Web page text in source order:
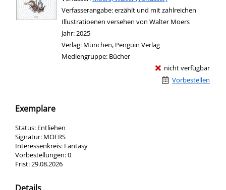
Verfasserangabe:erzählt und mit zahlreichen
Illustratioenen versehen von Walter Moers
Jahr:2025
Verlag: München, Penguin Verlag
Mediengruppe: Bücher
nicht verfügbar
Vorbestellen
Exemplare
Status: Entliehen
Signatur: MOERS
Interessenkreis: Fantasy
Vorbestellungen:0
Frist:29.08.2026